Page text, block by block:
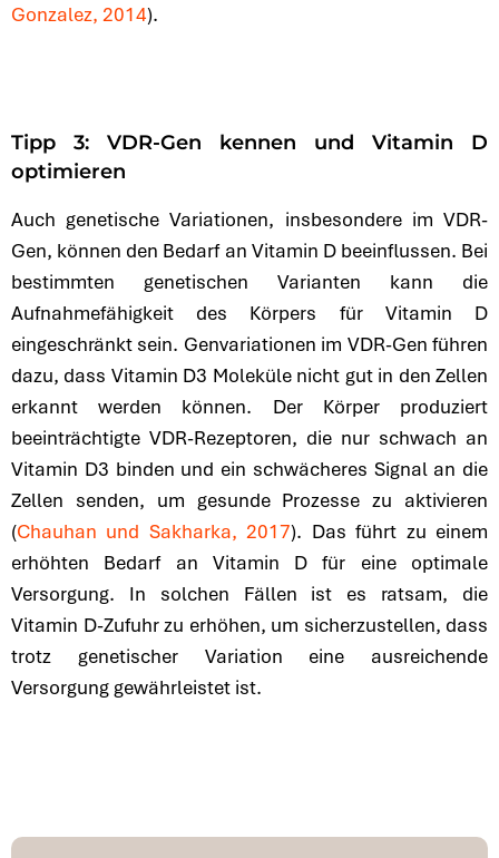
Gonzalez, 2014).
Tipp 3: VDR-Gen kennen und Vitamin D
optimieren
Auch genetische Variationen, insbesondere im VDR-
Gen, können den Bedarf an Vitamin D beeinflussen. Bei
bestimmten genetischen Varianten kann die
Aufnahmefähigkeit des Körpers für Vitamin D
eingeschränkt sein. Genvariationen im VDR-Gen führen
dazu, dass Vitamin D3 Moleküle nicht gut in den Zellen
erkannt werden können. Der Körper produziert
beeinträchtigte VDR-Rezeptoren, die nur schwach an
Vitamin D3 binden und ein schwächeres Signal an die
Zellen senden, um gesunde Prozesse zu aktivieren
(Chauhan und Sakharka, 2017). Das führt zu einem
erhöhten Bedarf an Vitamin D für eine optimale
Versorgung. In solchen Fällen ist es ratsam, die
Vitamin D-Zufuhr zu erhöhen, um sicherzustellen, dass
trotz genetischer Variation eine ausreichende
Versorgung gewährleistet ist.